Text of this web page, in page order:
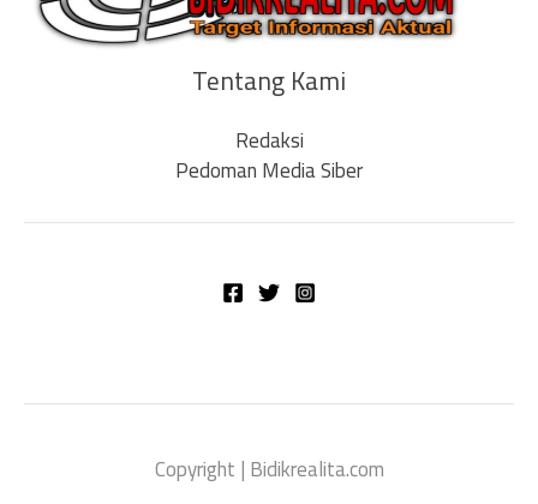
Tentang Kami
Redaksi
Pedoman Media Siber
Copyright | Bidikrealita.com